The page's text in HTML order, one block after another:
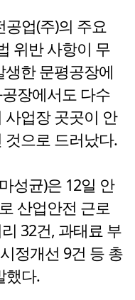
업(주)의 주요
위반 사항이 무
한 문평공장에
장에서도 다수
업장 곳곳이 안
으로 드러났다.
성균)은 12일 안
산업안전 근로
32건, 과태료 부
정개선 9건 등 총
했다.